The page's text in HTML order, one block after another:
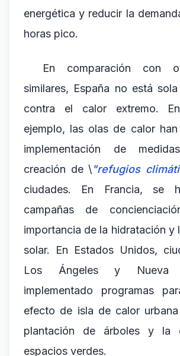
energética y reducir la
horas pico.
En comparación con
similares, España no está
contra el calor extremo.
ejemplo, las olas de calor
implementación de
creación de \"refugios
ciudades. En Francia, se
campañas de
importancia de la hidratación y
solar. En Estados Unidos,
Los Ángeles y Nueva
implementado programas
efecto de isla de calor
plantación de árboles y la
espacios verdes.